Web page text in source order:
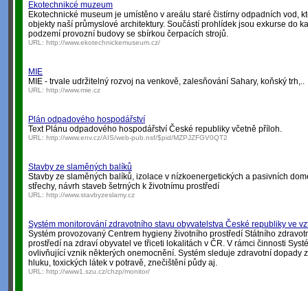
Ekotechnikcé muzeum
Ekotechnické museum je umístěno v areálu staré čistírny odpadních vod,
objekty naší průmyslové architektury. Součástí prohlídek jsou exkurse do
podzemí provozní budovy se sbírkou čerpacích strojů.
URL: http://www.ekotechnickemuseum.cz/
MIE
MIE - trvale udržitelný rozvoj na venkově, zalesňování Sahary, koňský trh,..
URL: http://www.mie.cz
Plán odpadového hospodářství
Text Plánu odpadového hospodářství České republiky včetně příloh.
URL: http://www.env.cz/AIS/web-pub.nsf/$pid/MZPJZFGV0QT2
Stavby ze slaměných balíků
Stavby ze slaměných balíků, izolace v nízkoenergetických a pasivních
střechy, návrh staveb šetrných k životnímu prostředí
URL: http://www.stavbyzeslamy.cz
Systém monitorování zdravotního stavu obyvatelstva České republiky ve
Systém provozovaný Centrem hygieny životního prostředí Státního
prostředí na zdraví obyvatel ve třiceti lokalitách v ČR. V rámci činnosti
ovlivňující vznik některých onemocnění. Systém sleduje zdravotní dopady
hluku, toxických látek v potravě, znečištění půdy aj.
URL: http://www1.szu.cz/chzp/monitor/